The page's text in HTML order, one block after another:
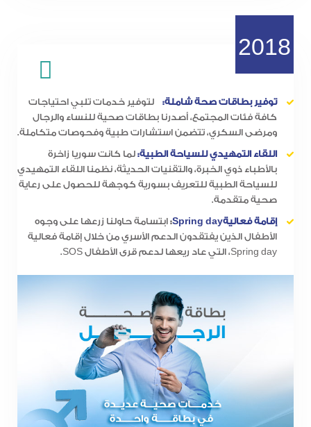
2018
توفير بطاقات صحة شاملة:
لتوفير خدمات تلبي احتياجات
كافة فئات المجتمع، أصدرنا بطاقات صحية للنساء والرجال
ومرضى السكري، تتضمن استشارات طبية وفحوصات متكاملة.
اللقاء التمهيدي للسياحة الطبية: لما كانت سوريا زاخرة
بالأطباء ذوي الخبرة، والتقنيات الحديثة، نظمنا اللقاء التمهيدي
للسياحة الطبية للتعريف بسورية كوجهة للحصول على رعاية
صحية متقدمة.
إقامة فعاليةSpring day : ابتسامة حاولنا زرعها على وجوه
الأطفال الذين يفتقدون الدعم الأسري من خلال إقامة فعالية
Spring day، التي عاد ريعها لدعم قرى الأطفال SOS.